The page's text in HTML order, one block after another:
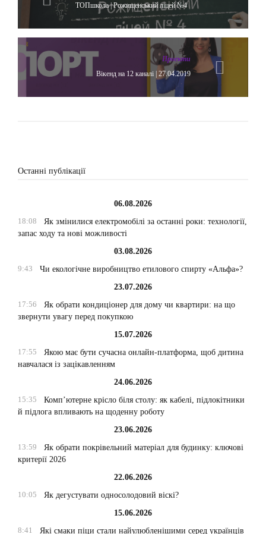
ТОПшкола | Рожищенський ліцей №4
Проекти
Вікенд на 12 каналі | 27.04.2019
Останні публікації
06.08.2026
18:08
Як змінилися електромобілі за останні роки: технології,
запас ходу та нові можливості
03.08.2026
9:43
Чи екологічне виробництво етилового спирту «Альфа»?
23.07.2026
17:56
Як обрати кондиціонер для дому чи квартири: на що
звернути увагу перед покупкою
15.07.2026
17:55
Якою має бути сучасна онлайн-платформа, щоб дитина
навчалася із зацікавленням
24.06.2026
15:35
Комп’ютерне крісло біля столу: як кабелі, підлокітники
й підлога впливають на щоденну роботу
23.06.2026
13:59
Як обрати покрівельний матеріал для будинку: ключові
критерії 2026
22.06.2026
10:05
Як дегустувати односолодовий віскі?
15.06.2026
8:41
Які смаки піци стали найулюбленішими серед українців